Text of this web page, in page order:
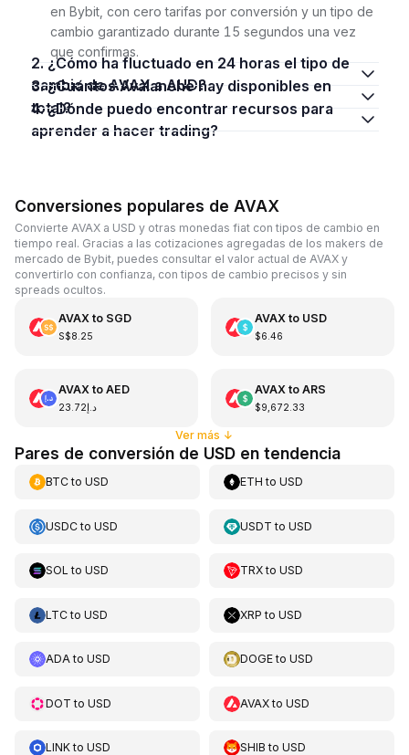
en Bybit, con cero tarifas por conversión y un tipo de
cambio garantizado durante 15 segundos una vez
que confirmas.
2. ¿Cómo ha fluctuado en 24 horas el tipo de
cambio de AVAX a AUD?
3. ¿Cuántos Avalanche hay disponibles en
total?
4. ¿Dónde puedo encontrar recursos para
aprender a hacer trading?
Conversiones populares de AVAX
Convierte AVAX a USD y otras monedas fiat con tipos de cambio en
tiempo real. Gracias a las cotizaciones agregadas de los makers de
mercado de Bybit, puedes consultar el valor actual de AVAX y
convertirlo con confianza, con tipos de cambio precisos y sin
spreads ocultos.
AVAXto SGD
S$8.25
AVAXto USD
$6.46
AVAXto AED
د.إ23.72
AVAXto ARS
$9,672.33
Ver más ↓
Pares de conversión de USD en tendencia
BTCto USD ETH toUSD
USDCto USD USDT toUSD
SOL to USD TRXtoUSD
LTCto USD XRP toUSD
ADAto USD DOGEtoUSD
DOT to USD AVAXtoUSD
LINKto USD SHIB toUSD